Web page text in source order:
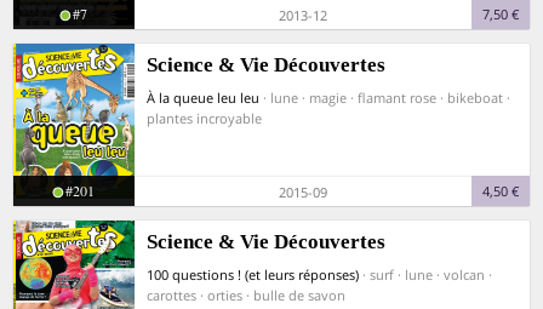
#7 2013-12 7,50 €
Science & Vie Découvertes
À la queue leu leu · lune · magie · flamant rose · bikeboat ·
plantes incroyable
#201 2015-09 4,50 €
Science & Vie Découvertes
100 questions ! (et leurs réponses) · surf · lune · volcan ·
carottes · orties · bulle de savon